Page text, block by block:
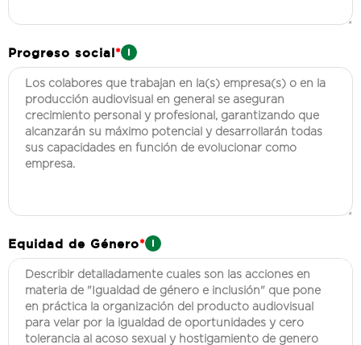
Progreso social*
Equidad de Género*